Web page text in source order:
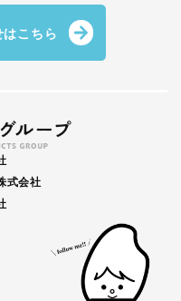
こちら
式会社